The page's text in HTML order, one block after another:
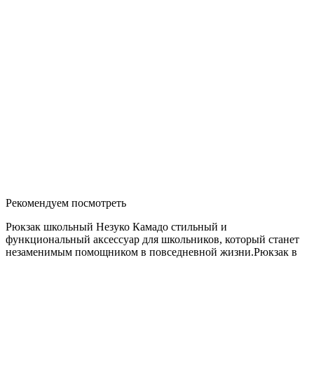
Рекомендуем посмотреть
Рюкзак школьный Незуко Камадо стильный и
функциональный аксессуар для школьников, который станет
незаменимым помощником в повседневной жизни.Рюкзак в